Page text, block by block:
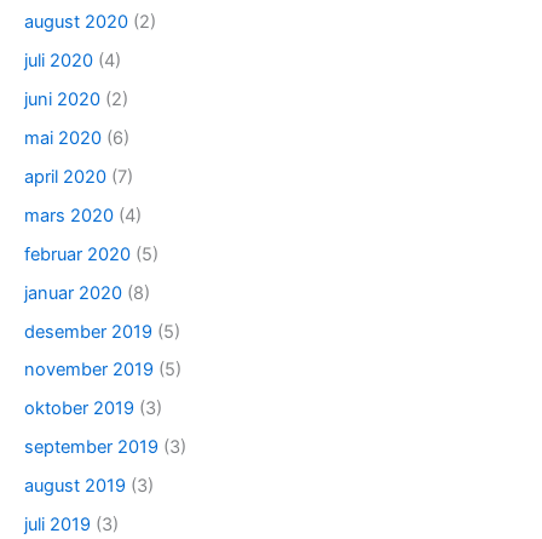
august 2020 (2)
juli 2020 (4)
juni 2020 (2)
mai 2020 (6)
april 2020 (7)
mars 2020 (4)
februar 2020 (5)
januar 2020 (8)
desember 2019 (5)
november 2019 (5)
oktober 2019 (3)
september 2019 (3)
august 2019 (3)
juli 2019 (3)